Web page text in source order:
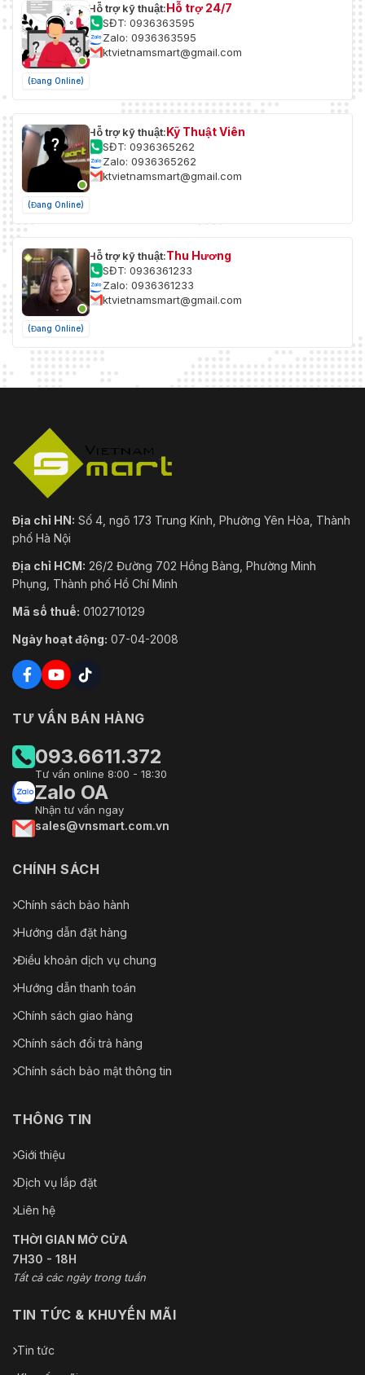
(Đang Online)
Hỗ trợ kỹ thuật:Hỗ trợ 24/7
SĐT: 0936363595
Zalo: 0936363595
ktvietnamsmart@gmail.com
(Đang Online)
Hỗ trợ kỹ thuật:Kỹ Thuật Viên
SĐT: 0936365262
Zalo: 0936365262
ktvietnamsmart@gmail.com
(Đang Online)
Hỗ trợ kỹ thuật:Thu Hương
SĐT: 0936361233
Zalo: 0936361233
ktvietnamsmart@gmail.com
Địa chỉ HN: Số 4, ngõ 173 Trung Kính, Phường Yên Hòa, Thành
phố Hà Nội
Địa chỉ HCM: 26/2 Đường 702 Hồng Bàng, Phường Minh
Phụng, Thành phố Hồ Chí Minh
Mã số thuế: 0102710129
Ngày hoạt động: 07-04-2008
TƯ VẤN BÁN HÀNG
093.6611.372
Tư vấn online 8:00 - 18:30
Zalo OA
Nhận tư vấn ngay
sales@vnsmart.com.vn
CHÍNH SÁCH
Chính sách bảo hành
Hướng dẫn đặt hàng
Điều khoản dịch vụ chung
Hướng dẫn thanh toán
Chính sách giao hàng
Chính sách đổi trả hàng
Chính sách bảo mật thông tin
THÔNG TIN
Giới thiệu
Dịch vụ lắp đặt
Liên hệ
THỜI GIAN MỞ CỬA
7H30 - 18H
Tất cả các ngày trong tuần
TIN TỨC & KHUYẾN MÃI
Tin tức